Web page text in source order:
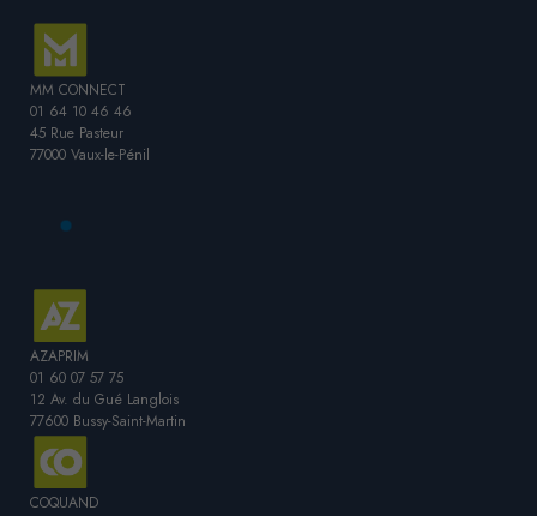
MM CONNECT
01 64 10 46 46
45 Rue Pasteur
77000 Vaux-le-Pénil
AZAPRIM
01 60 07 57 75
12 Av. du Gué Langlois
77600 Bussy-Saint-Martin
COQUAND